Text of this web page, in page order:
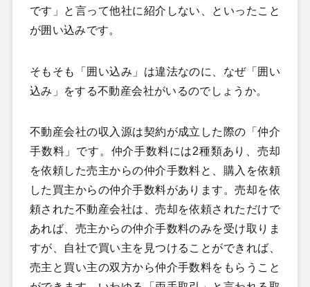
です」と言って他社に紹介しない、といったこと
が囲い込みです。
そもそも「囲い込み」は違法なのに、なぜ「囲い
込み」をする不動産会社がいるのでしょうか。
不動産会社の収入源は契約が成立した際の「仲介
手数料」です。仲介手数料には2種類あり、売却
を依頼した売主からの仲介手数料と、購入を依頼
した買主からの仲介手数料があります。売却を依
頼された不動産会社は、売却を依頼されただけで
あれば、売主からの仲介手数料のみを受け取りま
すが、自社で買い主を見つけることができれば、
売主と買い主の双方から仲介手数料をもらうこと